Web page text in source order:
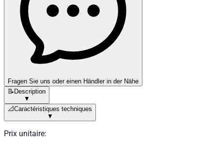
Fragen Sie uns oder einen Händler in der Nähe
📝Description
▼
📐Caractéristiques techniques
▼
Prix unitaire: